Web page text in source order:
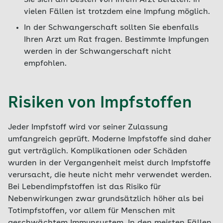
sind Totimpfstoffe.
Lebendimpfstoffbesteht aus lebenden,
aber abgeschwächten Erregern. Diese
können sich noch vermehren, aber keine
ernsthafte Erkrankung verursachen. Nur
Symptome der echten Krankheit ähneln
können, beispielsweise zu sogenannten
Impfmasern.Trotzdem werden
Lebendimpfstoffe nicht bei Schwangeren
eingesetzt, um selbst ein theoretisches Risiko
auszuschließen.
vielen Fällen ist trotzdem eine Impfung möglich.
In der Schwangerschaft sollten Sie ebenfalls
Ihren Arzt um Rat fragen. Bestimmte Impfungen
werden in der Schwangerschaft nicht
empfohlen.
Risiken von Impfstoffen
Jeder Impfstoff wird vor seiner Zulassung
umfangreich geprüft. Moderne Impfstoffe sind daher
gut verträglich. Komplikationen oder Schäden
wurden in der Vergangenheit meist durch Impfstoffe
verursacht, die heute nicht mehr verwendet werden.
Bei Lebendimpfstoffen ist das Risiko für
Nebenwirkungen zwar grundsätzlich höher als bei
Totimpfstoffen, vor allem für Menschen mit